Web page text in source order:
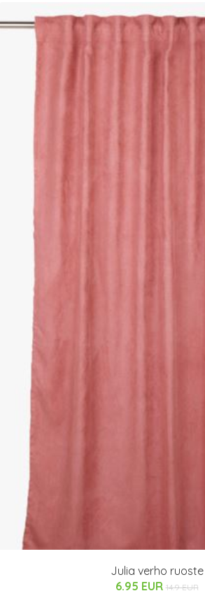
Julia verho ruoste
6.95 EUR 14.9 EUR